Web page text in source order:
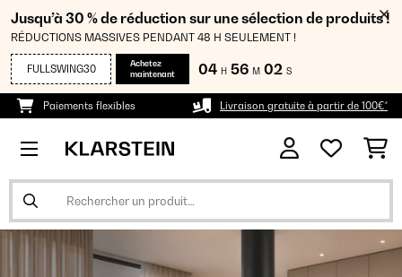
Jusqu’à 30 % de réduction sur une sélection de produits !
RÉDUCTIONS MASSIVES PENDANT 48 H SEULEMENT !
FULLSWING30
Achetez
maintenant
04 H 56 M 01 S
Paiements flexibles Livraison gratuite à partir de 100€*